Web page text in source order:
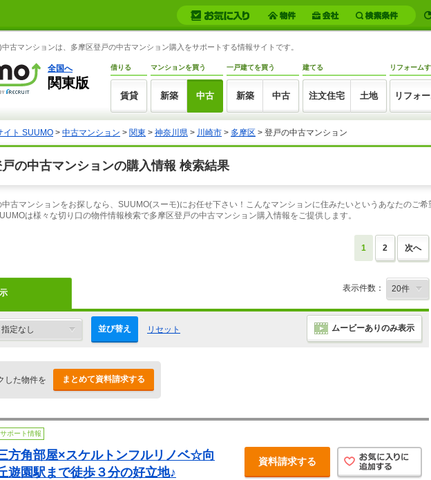
古マンションは、多摩区登戸の中古マンション購入をサポートする情報サイトです。
全国へ
関東版
借りる
賃貸
マンションを買う
新築 中古
一戸建てを買う
新築 中古
建てる
注文住宅 土地
リフォーム
リフォ
イト SUUMO > 中古マンション > 関東 > 神奈川県 > 川崎市 > 多摩区 > 登戸の中古マンション
の中古マンションの購入情報 検索結果
中古マンションをお探しなら、SUUMO(スーモ)にお任せ下さい！こんなマンションに住みたいというあなたのご
は様々な切り口の物件情報検索で多摩区登戸の中古マンション購入情報をご提供します。
1 2 次へ
表示件数：
並び替え リセット ムービーありのみ表示
した物件を まとめて資料請求する
ポート情報
方角部屋×スケルトンフルリノベ☆向
遊園駅まで徒歩３分の好立地♪
資料請求する